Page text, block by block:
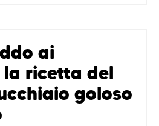
ai
ricetta del
goloso